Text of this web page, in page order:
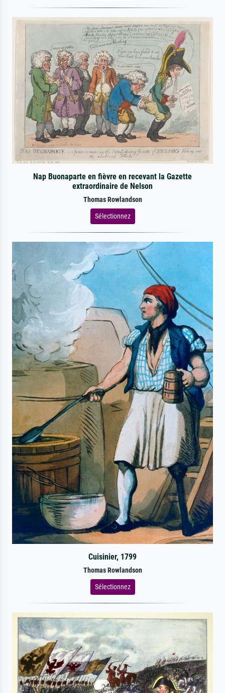
Nap Buonaparte en fièvre en recevant la Gazette
extraordinaire de Nelson
Thomas Rowlandson
Sélectionnez
Cuisinier, 1799
Thomas Rowlandson
Sélectionnez